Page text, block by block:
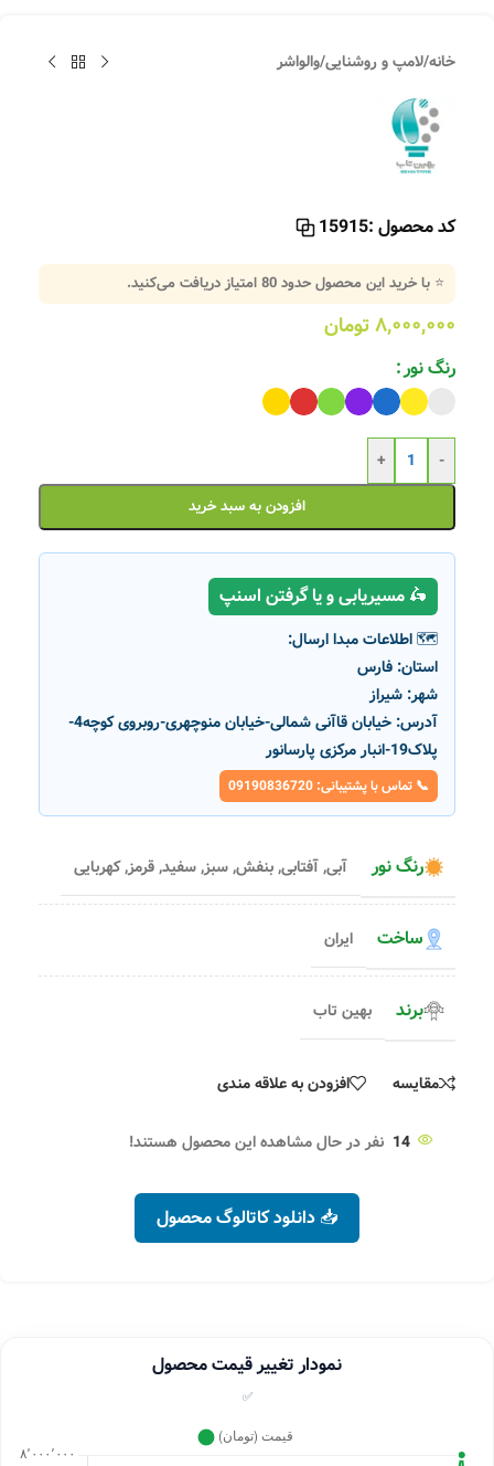
خانه/لامپ و روشنایی/والواشر
کد محصول :15915
⭐ با خرید این محصول حدود80امتیاز دریافت می‌کنید.
۸,۰۰۰,۰۰۰تومان
رنگ نور
-
+
افزودن به سبد خرید
🛵 مسیریابی و یا گرفتن اسنپ
🗺️ اطلاعات مبدا ارسال:
استان: فارس
شهر: شیراز
آدرس:
خیابان قاآنی شمالی-خیابان منوچهری-روبروی کوچه4-
پلاک19-انبار مرکزی پارسانور
📞 تماس با پشتیبانی: 09190836720
رنگ نور آبی,آفتابی,بنفش,سبز,سفید,قرمز,کهربایی
ساخت ایران
برند بهین تاب
مقایسه افزودن به علاقه مندی
14 نفر در حال مشاهده این محصول هستند!
📥 دانلود کاتالوگ محصول
نمودار تغییر قیمت محصول
✅